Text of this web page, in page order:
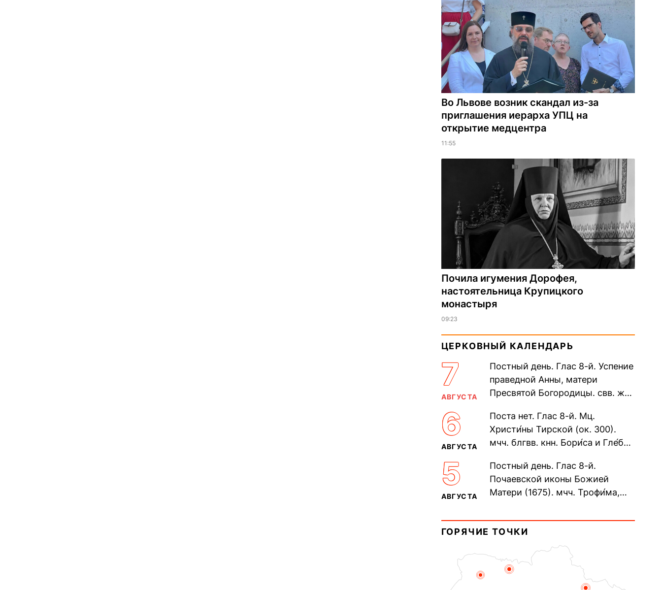
Во Львове возник скандал из-за
приглашения иерарха УПЦ на
открытие медцентра
11:55
Почила игумения Дорофея,
настоятельница Крупицкого
монастыря
09:23
ЦЕРКОВНЫЙ КАЛЕНДАРЬ
7
АВГУСТА
Постный день. Глас 8-й. Успение
праведной Анны, матери
Пресвятой Богородицы. свв. жен
прп. Евпракси́и девы,...
6
АВГУСТА
Поста нет. Глас 8-й. Мц.
Христи́ны Тирской (ок. 300).
мчч. блгвв. кнн. Бори́са и Гле́ба,
Дави́да (1015). Прп....
5
АВГУСТА
Постный день. Глас 8-й.
Почаевской иконы Божией
Матери (1675). мчч. Трофи́ма,
мучеников (284–305). прав.
воина Фео́дора...
ГОРЯЧИЕ ТОЧКИ